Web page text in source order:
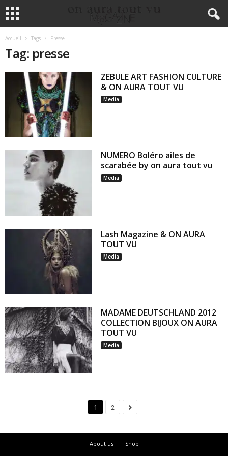
Accueil Tags Presse
Tag: presse
ZEBULE ART FASHION CULTURE
& ON AURA TOUT VU
Media
NUMERO Boléro ailes de
scarabée by on aura tout vu
Media
Lash Magazine & ON AURA
TOUT VU
Media
MADAME DEUTSCHLAND 2012
COLLECTION BIJOUX ON AURA
TOUT VU
Media
1 2
About us
Shop